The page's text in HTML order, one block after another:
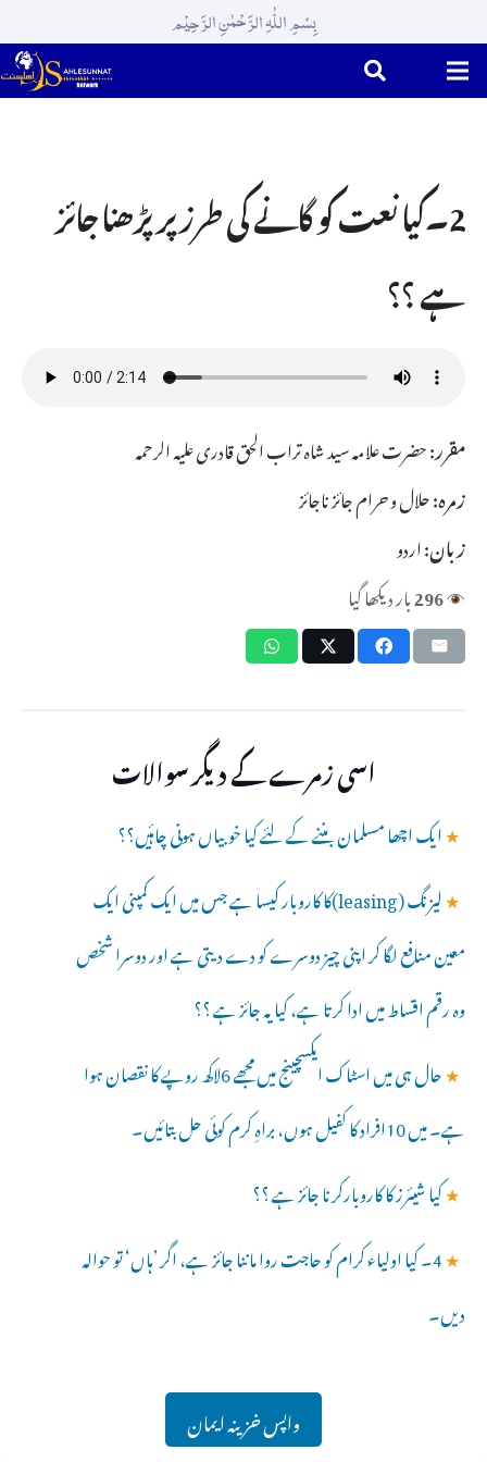
بِسْمِ اللّٰہِ الرَّحْمٰنِ الرَّحِیْم
2۔کیا نعت کو گانے کی طرز پر پڑھنا جائز
ہے ؟؟
مقرر:حضرت علامہ سید شاہ تراب الحق قادری علیہ الرحمہ
زمرہ:حلال و حرام جائز ناجائز
زبان:اردو
296بار دیکھا گیا
اسی زمرے کے دیگر سوالات
★ایک اچھا مسلمان بننے کے لئے کیا خوبیاں ہونی چاۂیں؟؟
★
لیزنگ (leasing)کا کاروبار کیسا ہے جس میں ایک کمپنی ایک
معین منافع لگا کر اپنی چیز دوسرے کو دے دیتی ہے اور دوسرا شخص
وہ رقم اقساط میں ادا کرتا ہے، کیا یہ جائز ہے ؟؟
★
حال ہی میں اسٹاک ایکسچینج میں مجھے 6لاکھ روپے کا نقصان ہوا
ہے۔ میں 10افراد کا کفیل ہوں، براہِ کرم کوئی حل بتائیں۔
★کیا شیئرز کا کاروبارکرنا جائز ہے ؟؟
★ 4۔ کیا اولیاء کرام کو حاجت روا ماننا جائز ہے، اگر ’ہاں‘ تو حوالہ
دیں۔
واپس خزینہ ایمان